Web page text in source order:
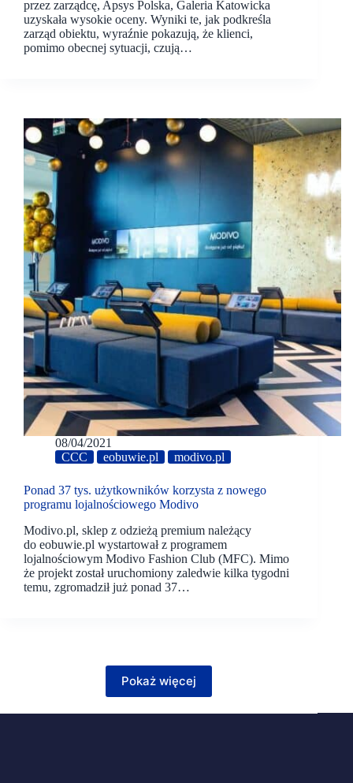
przez zarządcę, Apsys Polska, Galeria Katowicka
uzyskała wysokie oceny. Wyniki te, jak podkreśla
zarząd obiektu, wyraźnie pokazują, że klienci,
pomimo obecnej sytuacji, czują…
08/04/2021
CCC
eobuwie.pl modivo.pl
Ponad 37 tys. użytkowników korzysta z nowego
programu lojalnościowego Modivo
Modivo.pl, sklep z odzieżą premium należący
do eobuwie.pl wystartował z programem
lojalnościowym Modivo Fashion Club (MFC). Mimo
że projekt został uruchomiony zaledwie kilka tygodni
temu, zgromadził już ponad 37…
Pokaż więcej